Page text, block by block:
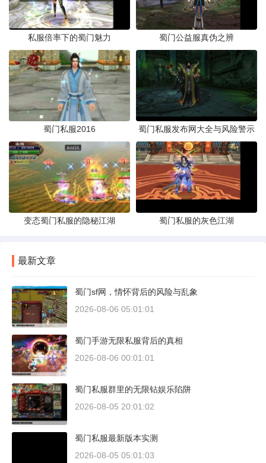
私服倍率下的蜀门魅力 蜀门公益服真伪之辨
蜀门私服2016 蜀门私服发布网大全与风险警示
变态蜀门私服的隐秘江湖 蜀门私服的灰色江湖
最新文章
蜀门sf网，情怀背后的风险与乱象
2026-08-06 05:01:01
蜀门手游无限私服背后的真相
2026-08-06 00:01:01
蜀门私服群里的无限钻娱乐陷阱
2026-08-05 20:01:02
蜀门私服最新版本实测
2026-08-05 05:01:03